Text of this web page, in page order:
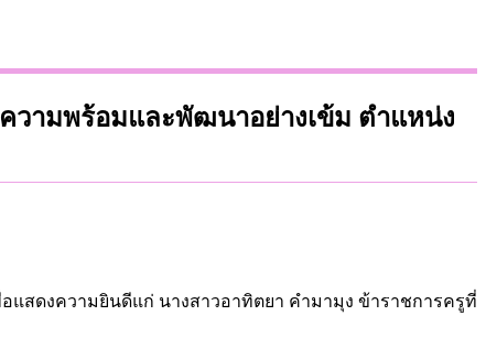
วามพร้อมและพัฒนาอย่างเข้ม ตำแหน่ง
แสดงความยินดีแก่ นางสาวอาทิตยา คำมามุง ข้าราชการครูที่